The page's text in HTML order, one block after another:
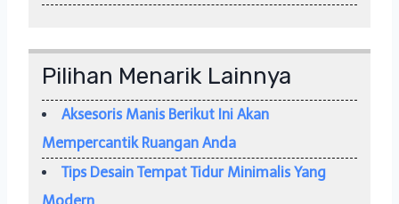
Pilihan Menarik Lainnya
Aksesoris Manis Berikut Ini Akan
Mempercantik Ruangan Anda
Tips Desain Tempat Tidur Minimalis Yang